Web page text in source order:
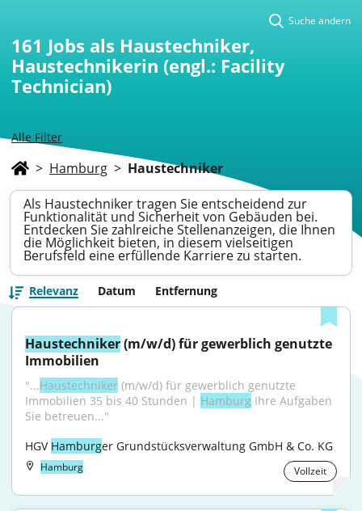
Alle Filter
Suche ändern
161 Jobs als Haustechniker,
Haustechnikerin (engl.: Facility
Technician)
> Hamburg > Haustechniker
Als Haustechniker tragen Sie entscheidend zur
Funktionalität und Sicherheit von Gebäuden bei.
Entdecken Sie zahlreiche Stellenanzeigen, die Ihnen
die Möglichkeit bieten, in diesem vielseitigen
Berufsfeld eine erfüllende Karriere zu starten.
Relevanz Datum Entfernung
Haustechniker (m/w/d) für gewerblich genutzte
Immobilien
"...Haustechniker (m/w/d) für gewerblich genutzte
Immobilien 35 bis 40 Stunden | Hamburg Ihre Aufgaben
Sie betreuen..."
HGV Hamburger Grundstücksverwaltung GmbH & Co. KG
Hamburg Vollzeit